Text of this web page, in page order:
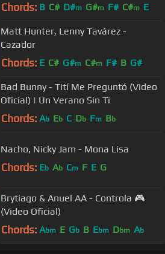
Chords: B C# D#m G#m F# C#m E
Matt Hunter, Lenny Tavárez -
Cazador
Chords: E C# G#m C#m F# B G#
Bad Bunny - Tití Me Preguntó (Video
Oficial) | Un Verano Sin Ti
Chords: Ab Eb C Db Fm Bb
Nacho, Nicky Jam - Mona Lisa
Chords: Eb Ab Cm F E G
Brytiago & Anuel AA - Controla 🎮
(Video Oficial)
Chords: Abm E Gb B Ebm Dbm Ab